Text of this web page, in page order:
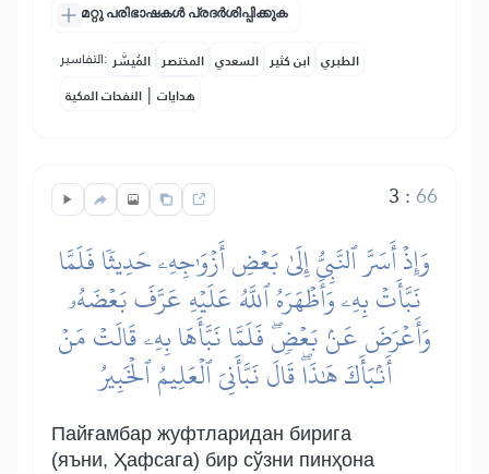
മറ്റു പരിഭാഷകൾ പ്രദർശിപ്പിക്കുക
التفاسير: المُيسَّر المختصر السعدي ابن كثير الطبري
النفحات المكية | هدايات
3 :66
وَإِذۡ أَسَرَّ ٱلنَّبِيُّ إِلَىٰ بَعۡضِ أَزۡوَٰجِهِۦ حَدِيثٗا فَلَمَّا
نَبَّأَتۡ بِهِۦ وَأَظۡهَرَهُ ٱللَّهُ عَلَيۡهِ عَرَّفَ بَعۡضَهُۥ
وَأَعۡرَضَ عَنۢ بَعۡضٖۖ فَلَمَّا نَبَّأَهَا بِهِۦ قَالَتۡ مَنۡ
أَنۢبَأَكَ هَٰذَاۖ قَالَ نَبَّأَنِيَ ٱلۡعَلِيمُ ٱلۡخَبِيرُ
Пайғамбар жуфтларидан бирига
(яъни, Ҳафсага) бир сўзни пинҳона